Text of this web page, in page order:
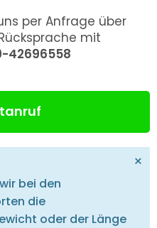
per Anfrage über
mit
42696558
bei den
die
oder der Länge
×